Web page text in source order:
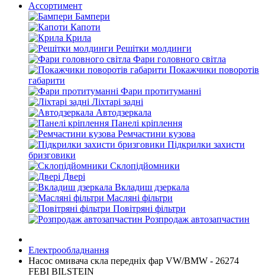
Ассортимент
Бампери
Капоти
Крила
Решітки молдинги
Фари головного світла
Покажчики поворотів
габарити
Фари протитуманні
Ліхтарі задні
Автодзеркала
Панелі кріплення
Ремчастини кузова
Підкрилки захисти
бризговики
Склопідйомники
Двері
Вкладиш дзеркала
Масляні фільтри
Повітряні фільтри
Розпродаж автозапчастин
Електрообладнання
Насос омивача скла передніх фар VW/BMW - 26274
FEBI BILSTEIN